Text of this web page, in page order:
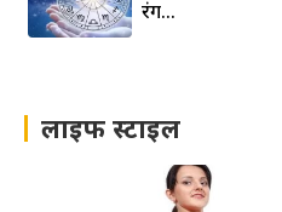
रंग…
लाइफ स्टाइल